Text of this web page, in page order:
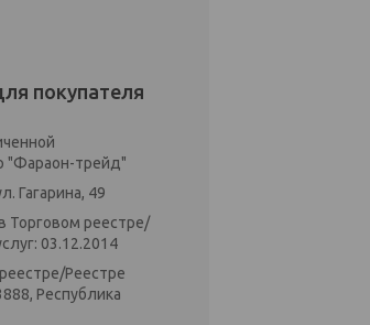
покупателя
"Фараон-трейд"
Гагарина, 49
Торговом реестре/
03.12.2014
Реестре
Республика